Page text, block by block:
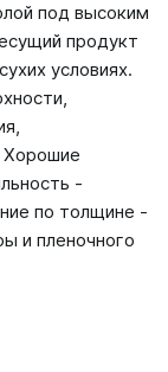
под высоким
продукт
условиях.
Хорошие
-
по толщине -
и пленочного